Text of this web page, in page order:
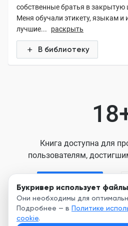
Букривер использует
Они необходимы для
Подробнее — в Политике
cookie.
собственные братья в
Меня обучали этикету, языкам
лучшие...
раскрыть
В библиотеку
Книга доступна для
пользователям,
Нажимая кнопку, я